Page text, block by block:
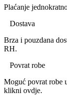
Plaćanje
Dostava
Brza i pouzdana
RH.
Povrat robe
Moguć povrat robe
klikni ovdje.